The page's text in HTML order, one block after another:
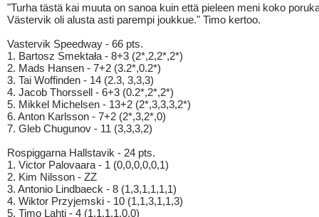
"Turha tästä kai muuta on sanoa kuin että pieleen meni koko
Västervik oli alusta asti parempi joukkue." Timo kertoo.
Vastervik Speedway - 66 pts.
1. Bartosz Smektała - 8+3 (2*,2,2*,2*)
2. Mads Hansen - 7+2 (3.2*,0.2*)
3. Tai Woffinden - 14 (2.3, 3,3,3)
4. Jacob Thorssell - 6+3 (0.2*,2*,2*)
5. Mikkel Michelsen - 13+2 (2*,3,3,3,2*)
6. Anton Karlsson - 7+2 (2*,3,2*,0)
7. Gleb Chugunov - 11 (3,3,3,2)
Rospiggarna Hallstavik - 24 pts.
1. Victor Palovaara - 1 (0,0,0,0,0,1)
2. Kim Nilsson - ZZ
3. Antonio Lindbaeck - 8 (1,3,1,1,1,1)
4. Wiktor Przyjemski - 10 (1,1,3,1,1,3)
5. Timo Lahti - 4 (1,1,1,1,0,0)